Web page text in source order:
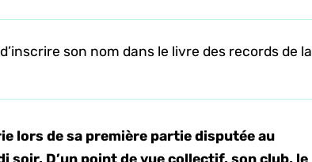
son nom dans le livre des records de la
lors de sa première partie disputée au
soir. D’un point de vue collectif, son club, le